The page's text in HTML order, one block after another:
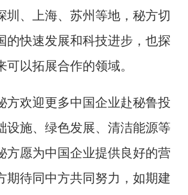
圳、上海、苏州等地，秘方切
的快速发展和科技进步，也探
可以拓展合作的领域。
方欢迎更多中国企业赴秘鲁投
设施、绿色发展、清洁能源等
方愿为中国企业提供良好的营
期待同中方共同努力，如期建